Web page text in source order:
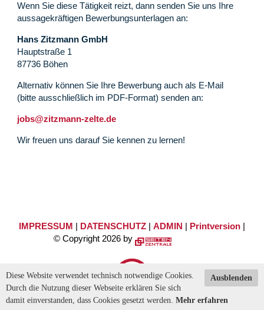
Wenn Sie diese Tätigkeit reizt, dann senden Sie uns Ihre
aussagekräftigen Bewerbungsunterlagen an:
Hans Zitzmann GmbH
Hauptstraße 1
87736 Böhen
Alternativ können Sie Ihre Bewerbung auch als E-Mail
(bitte ausschließlich im PDF-Format) senden an:
jobs@zitzmann-zelte.de
Wir freuen uns darauf Sie kennen zu lernen!
IMPRESSUM | DATENSCHUTZ| ADMIN | Printversion|
© Copyright 2026 by
Ausblenden
Diese Website verwendet technisch notwendige Cookies.
Durch die Nutzung dieser Webseite erklären Sie sich
damit einverstanden, dass Cookies gesetzt werden. Mehr erfahren